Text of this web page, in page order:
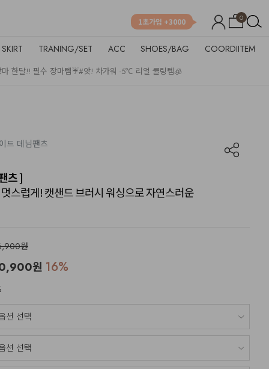
0
1초가입 +3000
SKIRT TRANING/SET ACC SHOES/BAG COORDIITEM
한달!! 필수 장마템☔#앗! 차가워 -5℃ 리얼 쿨링템🧊
드 데님팬츠
츠 ]
스럽게! 캣샌드 브러시 워싱으로 자연스러운
원
원 16%